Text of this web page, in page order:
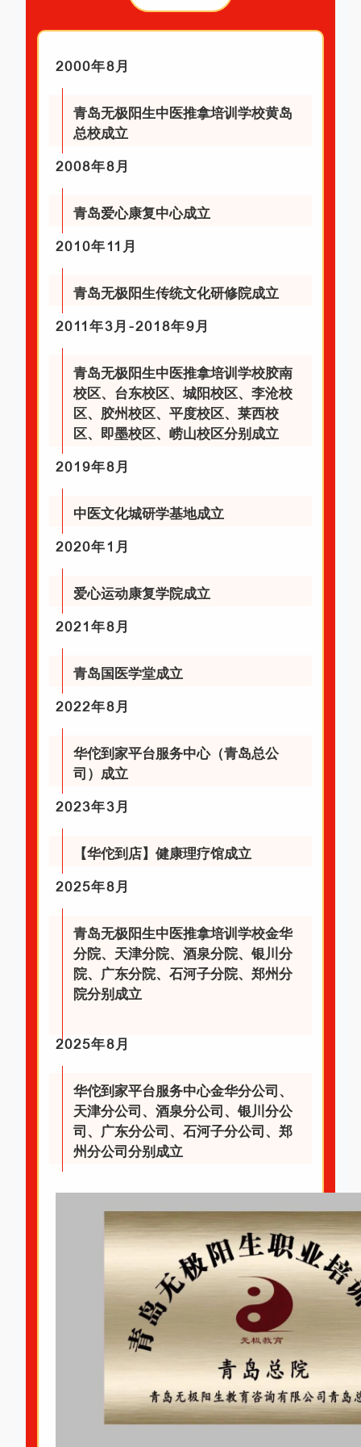
2000年8月
青岛无极阳生中医推拿培训学校黄岛
总校成立
2008年8月
青岛爱心康复中心成立
2010年11月
青岛无极阳生传统文化研修院成立
2011年3月-2018年9月
青岛无极阳生中医推拿培训学校胶南
校区、台东校区、城阳校区、李沧校
区、胶州校区、平度校区、莱西校
区、即墨校区、崂山校区分别成立
2019年8月
中医文化城研学基地成立
2020年1月
爱心运动康复学院成立
2021年8月
青岛国医学堂成立
2022年8月
华佗到家平台服务中心（青岛总公
司）成立
2023年3月
【华佗到店】健康理疗馆成立
2025年8月
青岛无极阳生中医推拿培训学校金华
分院、天津分院、酒泉分院、银川分
院、广东分院、石河子分院、郑州分
院分别成立
2025年8月
华佗到家平台服务中心金华分公司、
天津分公司、酒泉分公司、银川分公
司、广东分公司、石河子分公司、郑
州分公司分别成立